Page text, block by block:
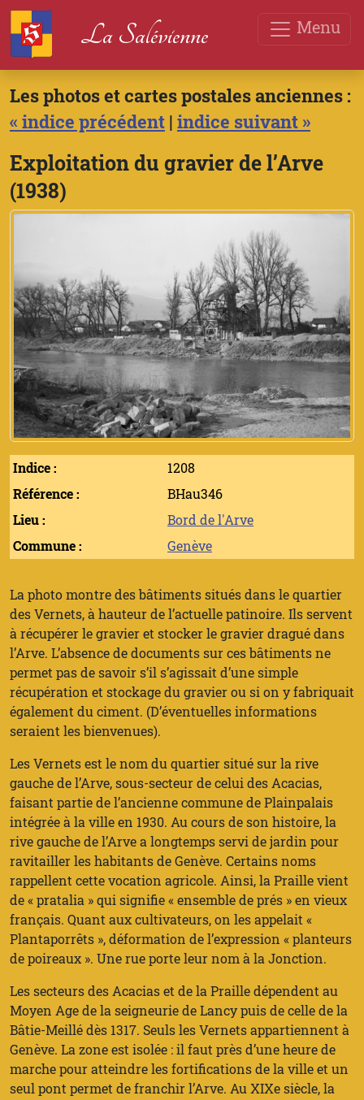
Menu
La Salévienne
Les photos et cartes postales anciennes :
« indice précédent | indice suivant »
Exploitation du gravier de l’Arve
(1938)
Indice :
1208
Référence :
BHau346
Lieu :
Bord de l'Arve
Commune :
Genève
La photo montre des bâtiments situés dans le quartier
des Vernets, à hauteur de l’actuelle patinoire. Ils servent
à récupérer le gravier et stocker le gravier dragué dans
l’Arve. L’absence de documents sur ces bâtiments ne
permet pas de savoir s’il s’agissait d’une simple
récupération et stockage du gravier ou si on y fabriquait
également du ciment. (D’éventuelles informations
seraient les bienvenues).
Les Vernets est le nom du quartier situé sur la rive
gauche de l’Arve, sous-secteur de celui des Acacias,
faisant partie de l’ancienne commune de Plainpalais
intégrée à la ville en 1930. Au cours de son histoire, la
rive gauche de l’Arve a longtemps servi de jardin pour
ravitailler les habitants de Genève. Certains noms
rappellent cette vocation agricole. Ainsi, la Praille vient
de « pratalia » qui signifie « ensemble de prés » en vieux
français. Quant aux cultivateurs, on les appelait «
Plantaporrêts », déformation de l’expression « planteurs
de poireaux ». Une rue porte leur nom à la Jonction.
Les secteurs des Acacias et de la Praille dépendent au
Moyen Age de la seigneurie de Lancy puis de celle de la
Bâtie-Meillé dès 1317. Seuls les Vernets appartiennent à
Genève. La zone est isolée : il faut près d’une heure de
marche pour atteindre les fortifications de la ville et un
seul pont permet de franchir l’Arve. Au XIXe siècle, la